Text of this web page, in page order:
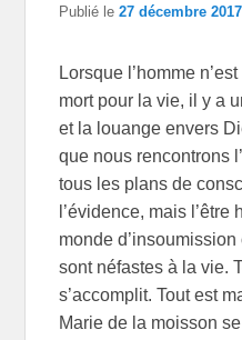
Publié le27 décembre 2017
Lorsque l’homme
mort pour la vie, il y a
et la louange envers
que nous rencontrons
tous les plans de
l’évidence, mais
monde
sont néfastes à la vie.
s’accomplit. Tout est
Marie de la moisson